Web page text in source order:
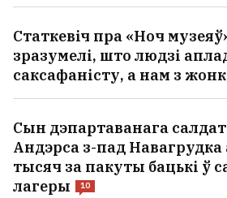
Статкевіч пра «Ноч
зразумелі, што людзі
саксафаністу, а нам з
Сын дэпартаванага
Андэрса з-пад Навагрудка
тысяч за пакуты бацькі ў
лагеры
10